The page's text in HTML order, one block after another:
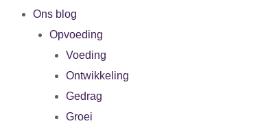
Ons blog
Opvoeding
Voeding
Ontwikkeling
Gedrag
Groei